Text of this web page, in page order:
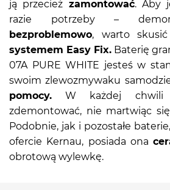
ją przecież zamontować. Aby
razie potrzeby –
bezproblemowo, warto
systemem Easy Fix. Baterię
07A PURE WHITE jesteś w
swoim zlewozmywaku
pomocy. W każdej chwili
zdemontować, nie martwiąc
Podobnie, jak i pozostałe
ofercie Kernau, posiada ona
obrotową wylewkę.